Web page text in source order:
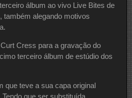
álbum ao vivo Live Bites de
também alegando motivos
Cress para a gravação do
terceiro álbum de estúdio dos
que teve a sua capa original
que ser substituída.